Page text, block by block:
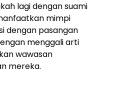
lagi dengan suami
mimpi
dengan pasangan
menggali arti
wawasan
mereka.